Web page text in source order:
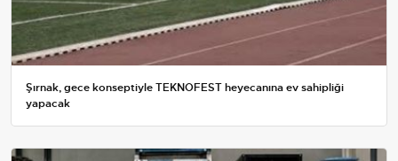
Şırnak, gece konseptiyle TEKNOFEST heyecanına ev sahipliği
yapacak